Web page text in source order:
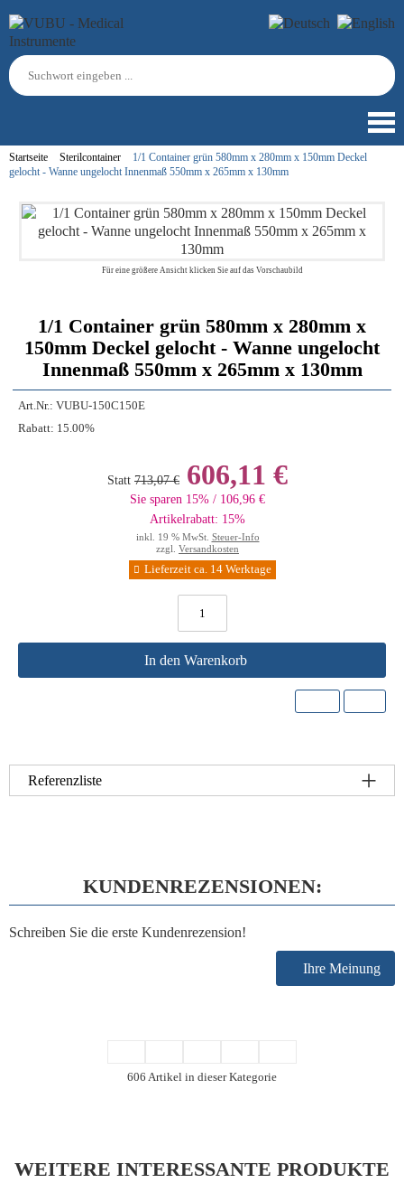
Startseite Sterilcontainer
1/1 Container grün 580mm x 280mm x 150mm Deckel
gelocht - Wanne ungelocht Innenmaß 550mm x 265mm x 130mm
Für eine größere Ansicht klicken Sie auf das Vorschaubild
1/1 Container grün 580mm x 280mm x
150mm Deckel gelocht - Wanne ungelocht
Innenmaß 550mm x 265mm x 130mm
Art.Nr.: VUBU-150C150E
Rabatt: 15.00%
Statt 713,07 € 606,11 €
Sie sparen 15% / 106,96 €
Artikelrabatt: 15%
inkl. 19 % MwSt. Steuer-Info
zzgl. Versandkosten
Lieferzeit ca. 14 Werktage
In den Warenkorb
Referenzliste
KUNDENREZENSIONEN:
Schreiben Sie die erste Kundenrezension!
Ihre Meinung
606 Artikel in dieser Kategorie
WEITERE INTERESSANTE PRODUKTE